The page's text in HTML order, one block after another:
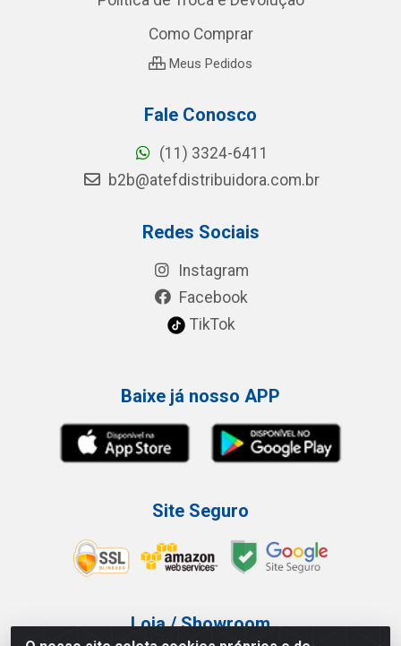
Como Comprar
Meus Pedidos
Fale Conosco
(11) 3324-6411
b2b@atefdistribuidora.com.br
Redes Sociais
Instagram
Facebook
TikTok
Baixe já nosso APP
Site Seguro
Loja / Showroom